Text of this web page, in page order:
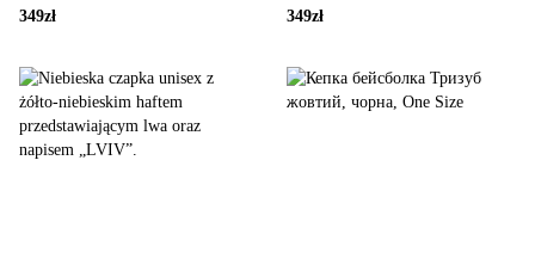
przedstawiającym lwa oraz
349zł
przedstawiającym lwa oraz
349zł